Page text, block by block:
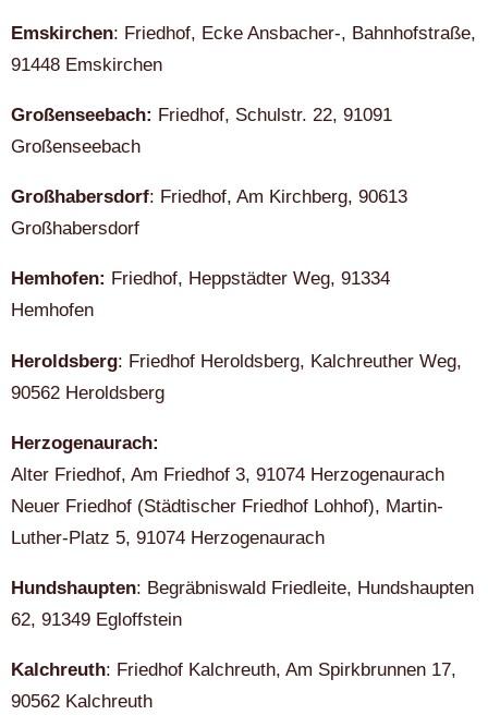
Emskirchen: Friedhof, Ecke Ansbacher-, Bahnhofstraße,
91448 Emskirchen
Großenseebach: Friedhof, Schulstr. 22, 91091
Großenseebach
Großhabersdorf: Friedhof, Am Kirchberg, 90613
Großhabersdorf
Hemhofen: Friedhof, Heppstädter Weg, 91334
Hemhofen
Heroldsberg: Friedhof Heroldsberg, Kalchreuther Weg,
90562 Heroldsberg
Herzogenaurach:
Alter Friedhof, Am Friedhof 3, 91074 Herzogenaurach
Neuer Friedhof (Städtischer Friedhof Lohhof), Martin-
Luther-Platz 5, 91074 Herzogenaurach
Hundshaupten: Begräbniswald Friedleite, Hundshaupten
62, 91349 Egloffstein
Kalchreuth: Friedhof Kalchreuth, Am Spirkbrunnen 17,
90562 Kalchreuth